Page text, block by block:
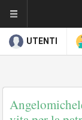
UTENTI